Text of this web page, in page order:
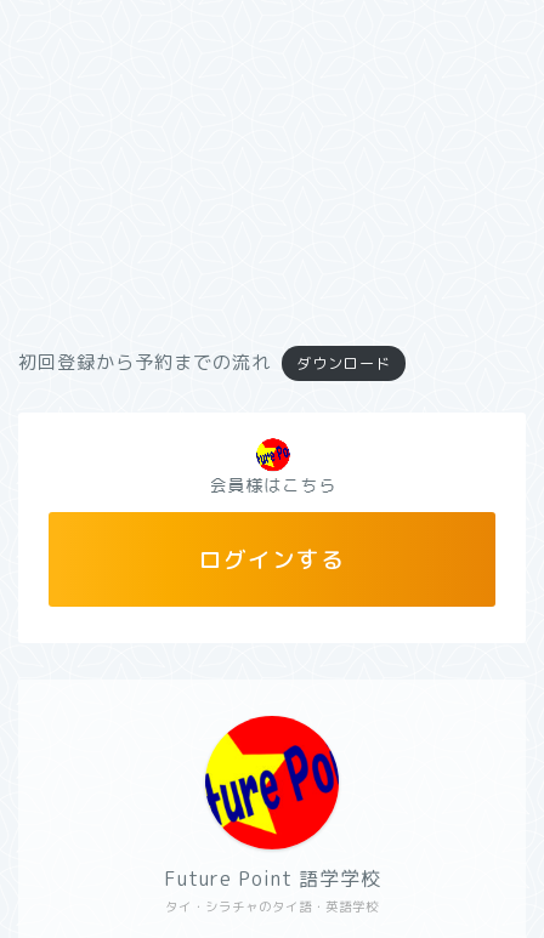
初回登録から予約までの流れ ダウンロード
ログインする
タイ・シラチャのタイ語・英語学校
Future Point 語学学校